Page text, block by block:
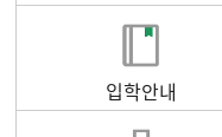
입학안내